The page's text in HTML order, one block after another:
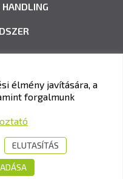
ÉS VIZSGAKÖZPONT
8-10.
élmény javítására, a
forgalmunk
ELUTASÍTÁS